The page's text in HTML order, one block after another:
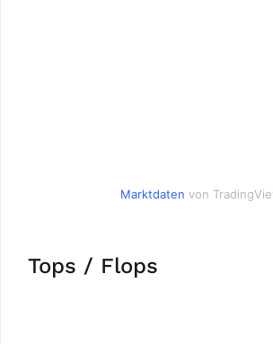
Marktdaten von
Tops / Flops